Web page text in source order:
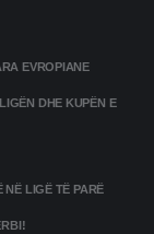
EVROPIANE
DHE KUPËN E
NË LIGË TË PARË